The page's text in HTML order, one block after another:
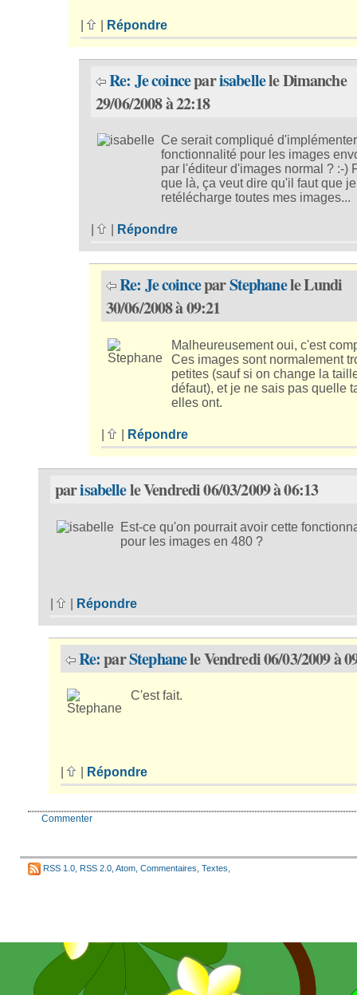
| Répondre
Re: Je coinceparisabellele Dimanche
29/06/2008 à 22:18
Ce serait compliqué
fonctionnalité pour les images
par l'éditeur d'images normal ? :-)
que là, ça veut dire qu'il faut que
retélécharge toutes mes images...
Répondre
Re: Je coinceparStephanele Lundi
30/06/2008 à 09:21
Malheureusement oui, c'est
Ces images sont normalement
petites (sauf si on change la
défaut), et je ne sais pas quelle
elles ont.
Répondre
parisabellele Vendredi 06/03/2009 à 06:13
Est-ce qu'on pourrait avoir cette
pour les images en 480 ?
Répondre
Re:parStephanele Vendredi 06/03/2009 à
C'est fait.
Répondre
Commenter
RSS 1.0 RSS 2.0 Atom Commentaires Textes